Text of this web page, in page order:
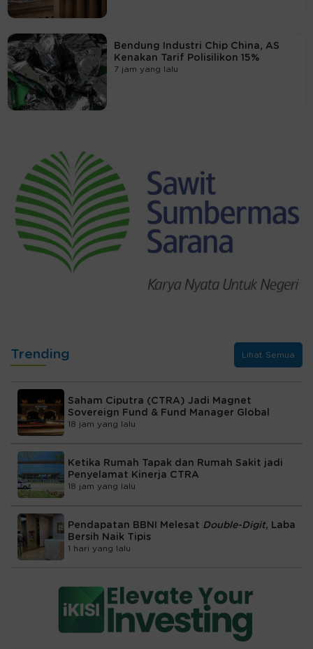
Bendung Industri Chip China, AS
Kenakan Tarif Polisilikon 15%
7 jam yang lalu
Trending Lihat Semua
Saham Ciputra (CTRA) Jadi Magnet
Sovereign Fund & Fund Manager Global
18 jam yang lalu
Ketika Rumah Tapak dan Rumah Sakit jadi
Penyelamat Kinerja CTRA
18 jam yang lalu
Pendapatan BBNI Melesat Double-Digit, Laba
Bersih Naik Tipis
1 hari yang lalu